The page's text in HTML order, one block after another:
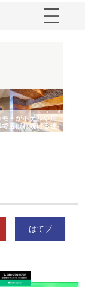
トがホテルや店
選ばれ続ける理
はてブ